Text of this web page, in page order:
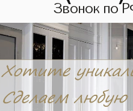
Звонок по